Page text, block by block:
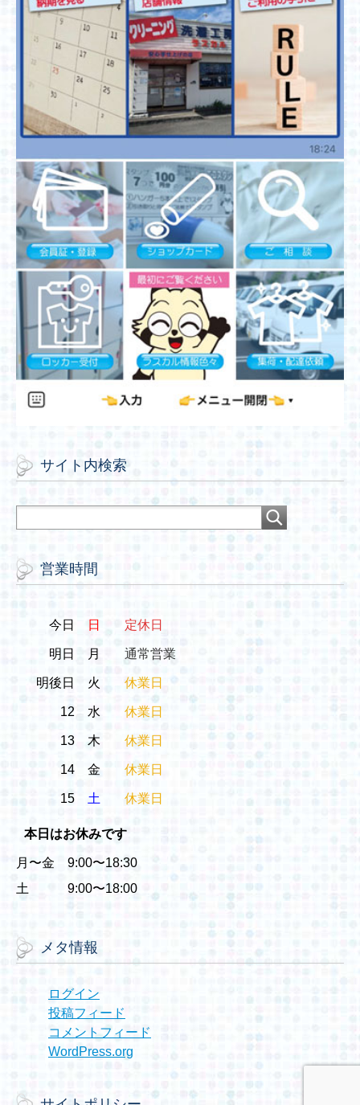
サイト内検索
営業時間
今日 日 定休日
明日 月 通常営業
明後日 火 休業日
12 水 休業日
13 木 休業日
14 金 休業日
15 土 休業日
本日はお休みです
月〜金 9:00〜18:30
土 9:00〜18:00
メタ情報
ログイン
投稿フィード
コメントフィード
WordPress.org